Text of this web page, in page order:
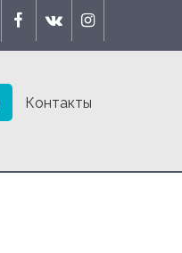
Контакты